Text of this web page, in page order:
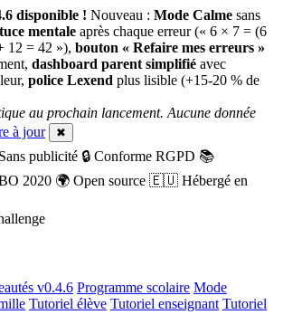
disponible ! Nouveau : Mode Calme sans
mentale après chaque erreur (« 6 × 7 = (6
12 = 42 »), bouton « Refaire mes erreurs »
dashboard parent simplifié avec
police Lexend plus lisible (+15-20 % de
au prochain lancement. Aucune donnée
à jour ✖
Sans publicité 🔒 Conforme RGPD 📚
2020 🌍 Open source 🇪🇺 Hébergé en
v0.4.6 Programme scolaire Mode
Tutoriel élève Tutoriel enseignant Tutoriel